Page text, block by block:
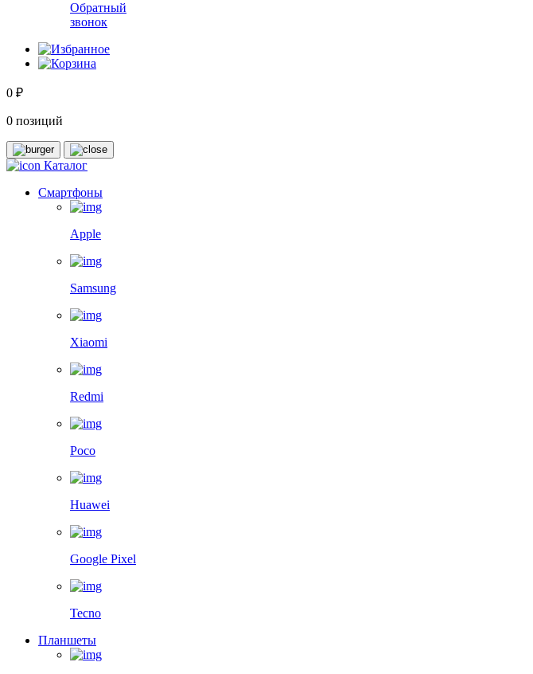
Обратный
звонок
0 ₽
0 позиций
Каталог
Смартфоны
Apple
Samsung
Xiaomi
Redmi
Poco
Huawei
Google Pixel
Tecno
Планшеты